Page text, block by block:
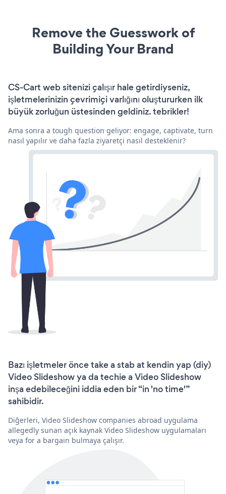
Remove the Guesswork of
Building Your Brand
CS-Cart web sitenizi çalışır hale getirdiyseniz,
işletmelerinizin çevrimiçi varlığını oluştururken ilk
büyük zorluğun üstesinden geldiniz. tebrikler!
Ama sonra a tough question geliyor: engage, captivate, turn
nasıl yapılır ve daha fazla ziyaretçi nasıl desteklenir?
Bazı işletmeler önce take a stab at kendin yap (diy)
Video Slideshow ya da techie a Video Slideshow
inşa edebileceğini iddia eden bir “in 'no time'”
sahibidir.
Diğerleri, Video Slideshow companies abroad uygulama
allegedly sunan açık kaynak Video Slideshow uygulamaları
veya for a bargain bulmaya çalışır.